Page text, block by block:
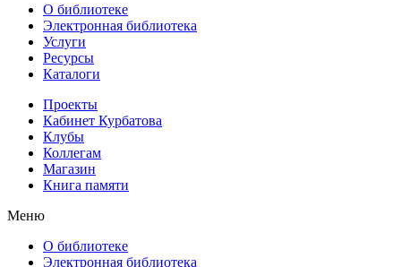
О библиотеке
Электронная библиотека
Услуги
Ресурсы
Каталоги
Проекты
Кабинет Курбатова
Клубы
Коллегам
Магазин
Книга памяти
Меню
О библиотеке
Электронная библиотека